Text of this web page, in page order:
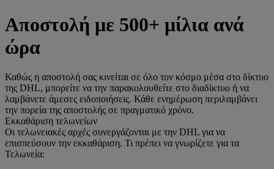
Αποστολή με 500+ μίλια ανά
ώρα
Καθώς η αποστολή σας κινείται σε όλο τον κόσμο μέσα στο δίκτυο
της DHL, μπορείτε να την παρακολουθείτε στο διαδίκτυο ή να
λαμβάνετε άμεσες ειδοποιήσεις. Κάθε ενημέρωση περιλαμβάνει
την πορεία της αποστολής σε πραγματικό χρόνο.
Εκκαθάριση τελωνείων
Οι τελωνειακές αρχές συνεργάζονται με την DHL για να
επισπεύσουν την εκκαθάριση. Τι πρέπει να γνωρίζετε για τα
Τελωνεία: